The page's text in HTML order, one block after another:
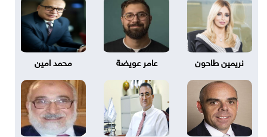
نريمين طاحون عامر عويضة محمد امين